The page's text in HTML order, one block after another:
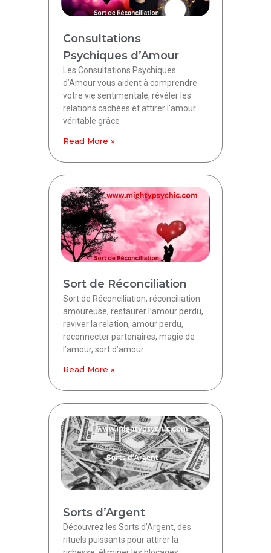
Consultations
Psychiques d’Amour
Les Consultations Psychiques
d’Amour vous aident à comprendre
votre vie sentimentale, révéler les
relations cachées et attirer l’amour
véritable grâce
Read More »
Sort de Réconciliation
Sort de Réconciliation, réconciliation
amoureuse, restaurer l’amour perdu,
raviver la relation, amour perdu,
reconnecter partenaires, magie de
l’amour, sort d’amour
Read More »
Sorts d’Argent
Découvrez les Sorts d’Argent, des
rituels puissants pour attirer la